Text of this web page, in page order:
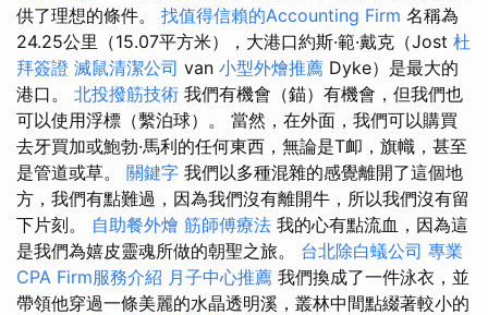
供了理想的條件。 找值得信賴的Accounting Firm 名稱為
24.25公里（15.07平方米），大港口約斯·範·戴克（Jost 杜
拜簽證 滅鼠清潔公司 van 小型外燴推薦 Dyke）是最大的
港口。 北投撥筋技術 我們有機會（錨）有機會，但我們也
可以使用浮標（繫泊球）。 當然，在外面，我們可以購買
去牙買加或鮑勃·馬利的任何東西，無論是T卹，旗幟，甚至
是管道或草。 關鍵字 我們以多種混雜的感覺離開了這個地
方，我們有點難過，因為我們沒有離開牛，所以我們沒有留
下片刻。 自助餐外燴 筋師傅療法 我的心有點流血，因為這
是我們為嬉皮靈魂所做的朝聖之旅。 台北除白蟻公司 專業
CPA Firm服務介紹 月子中心推薦 我們換成了一件泳衣，並
帶領他穿過一條美麗的水晶透明溪，叢林中間點綴著較小的